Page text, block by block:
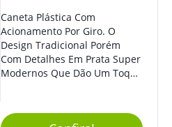
Caneta Plástica Com
Acionamento Por Giro. O
Design Tradicional Porém
Com Detalhes Em Prata Super
Modernos Que Dão Um Toque